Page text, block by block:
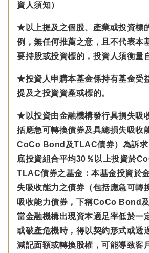
資人須知）
★以上提及之個股、產業或投資標
例，無任何推薦之意，且不代表本
要持股或投資標的，投資人須衡量
★投資人申購本基金係持有基金受
提及之投資資產或標的。
★以投資由金融機構發行具損失吸
括應急可轉換債券及具總損失吸收
CoCo Bond及TLAC債券）為訴求
底投資組合平均30％以上投資於
TLAC債券之基金：本基金投資於
失吸收能力之債券（包括應急可轉
吸收能力債券，下稱CoCo Bond
當金融機構出現資本適足率低於一
或破產危機時，得以契約形式或透
減記面額或轉換股權，可能導致客